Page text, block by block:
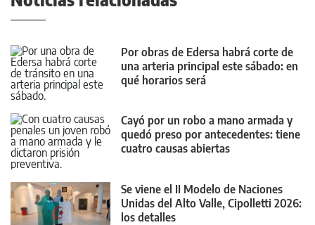
Por obras de Edersa habrá corte de
una arteria principal este sábado: en
qué horarios será
Cayó por un robo a mano armada y
quedó preso por antecedentes: tiene
cuatro causas abiertas
Se viene el II Modelo de Naciones
Unidas del Alto Valle, Cipolletti 2026:
los detalles